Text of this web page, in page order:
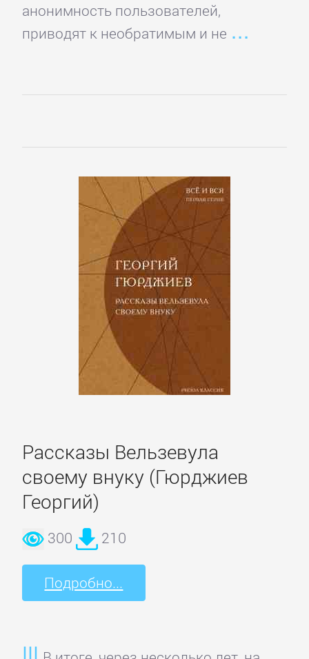
анонимность пользователей,
приводят к необратимым и не
Рассказы Вельзевула
своему внуку (Гюрджиев
Георгий)
300 210
Подробно...
подбор
персонала
бумаги,
БОЕВИКИ
фантастика
Триллеры
ДЕТЕКТИВЫ
Зарубежные
детективы